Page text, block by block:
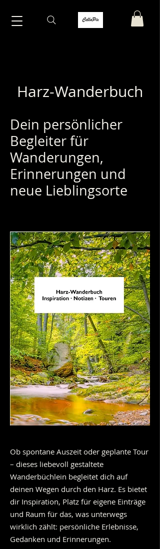
Harz-Wanderbuch
Dein persönlicher
Begleiter für
Wanderungen,
Erinnerungen und
neue Lieblingsorte
Ob spontane Auszeit oder geplante Tour
– dieses liebevoll gestaltete
Wanderbüchlein begleitet dich auf
deinen Wegen durch den Harz. Es bietet
dir Inspiration, Platz für eigene Einträge
und Raum für das, was unterwegs
wirklich zählt: persönliche Erlebnisse,
Gedanken und Erinnerungen.